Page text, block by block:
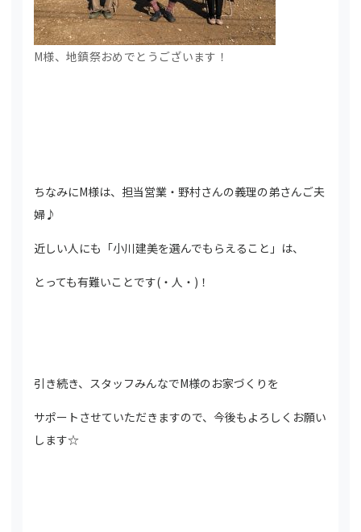
M様、地鎮祭おめでとうございます！
ちなみにM様は、担当営業・野村さんの義理の弟さんご夫
婦♪
近しい人にも「小川建美を選んでもらえること」は、
とっても有難いことです(・人・)！
引き続き、スタッフみんなでM様のお家づくりを
サポートさせていただきますので、今後もよろしくお願い
します☆